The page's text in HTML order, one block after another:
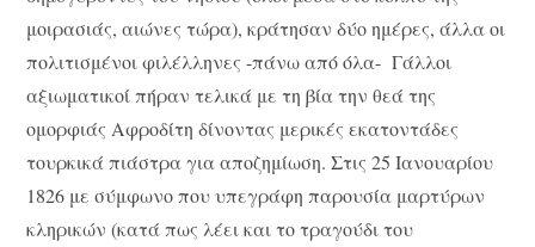
μοιρασιάς, αιώνες τώρα), κράτησαν δύο ημέρες, άλλα οι
πολιτισμένοι φιλέλληνες -πάνω από όλα- Γάλλοι
αξιωματικοί πήραν τελικά με τη βία την θεά της
ομορφιάς Αφροδίτη δίνοντας μερικές εκατοντάδες
τουρκικά πιάστρα για αποζημίωση. Στις 25 Ιανουαρίου
1826 με σύμφωνο που υπεγράφη παρουσία μαρτύρων
κληρικών (κατά πως λέει και το τραγούδι του